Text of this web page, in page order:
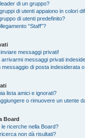
di un gruppo?
di utenti appaiono in colori
di utenti predefinito?
“Staff”?
messaggi privati!
arrivarmi messaggi privati
messaggio di posta indesiderata
lista amici e ignorati?
o rimuovere un utente
Board
ricerche nella Board?
non dà risultati?